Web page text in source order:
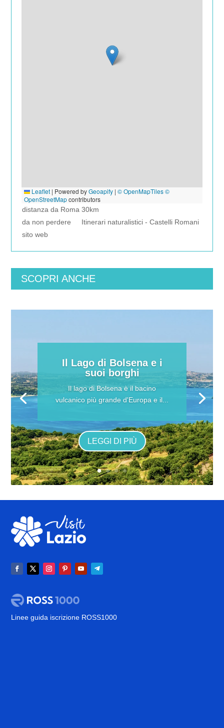
Leaflet | Powered byGeoapify |© OpenMapTiles ©
OpenStreetMapcontributors
distanza da Roma 30km
da non perdere
Itinerari naturalistici - Castelli Romani
sito web
SCOPRI ANCHE
Il Lago di Bolsena e i
suoi borghi
Il lago di Bolsena è il bacino
vulcanico più grande d'Europa e il...
LEGGI DI PIÙ
Linee guida iscrizione ROSS1000